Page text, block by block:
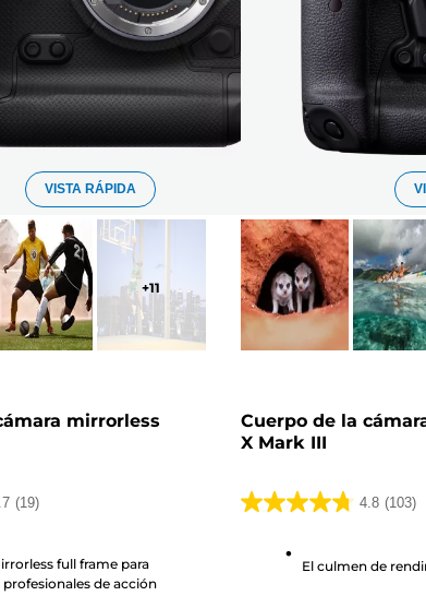
VISTA RÁPIDA
+11
mirrorless
(19)
full frame para
de acción
Cuerpo de la
X Mark III
4.8 (103)
4.8
El culmen de